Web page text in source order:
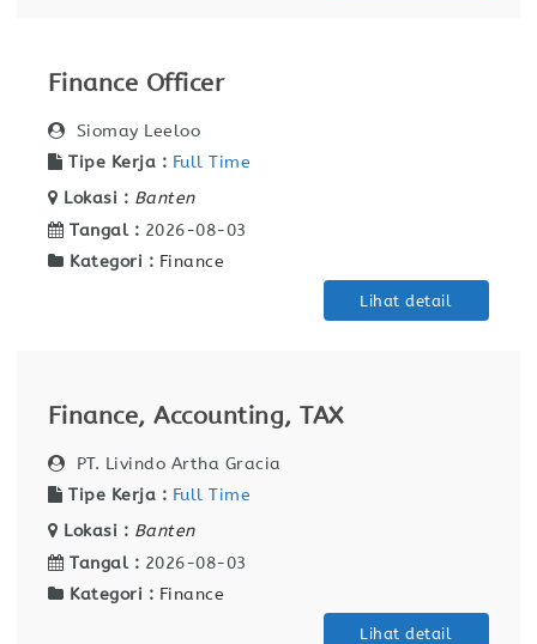
Finance Officer
Siomay Leeloo
Tipe Kerja : Full Time
Lokasi : Banten
Tangal : 2026-08-03
Kategori : Finance
Lihat detail
Finance, Accounting, TAX
PT. Livindo Artha Gracia
Tipe Kerja : Full Time
Lokasi : Banten
Tangal : 2026-08-03
Kategori : Finance
Lihat detail